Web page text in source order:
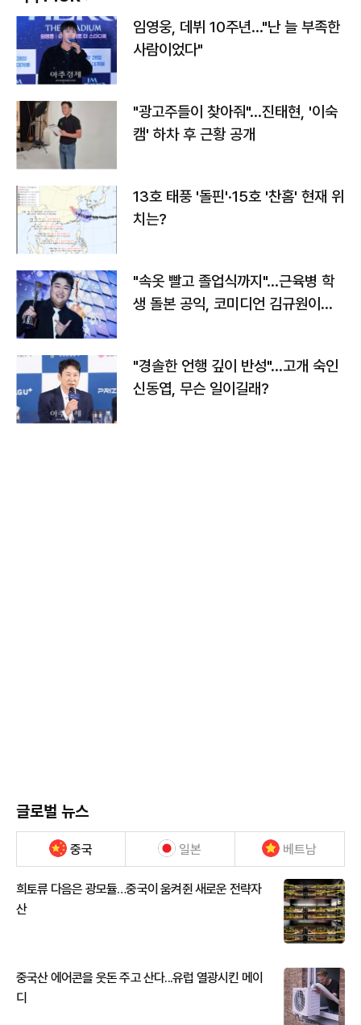
임영웅, 데뷔 10주년…"난 늘 부족한
사람이었다"
"광고주들이 찾아줘"…진태현, '이숙
캠' 하차 후 근황 공개
13호 태풍 '돌핀'·15호 '찬홈' 현재 위
치는?
"속옷 빨고 졸업식까지"…근육병 학
생 돌본 공익, 코미디언 김규원이었
"경솔한 언행 깊이 반성"…고개 숙인
신동엽, 무슨 일이길래?
글로벌 뉴스
중국 일본 베트남
희토류 다음은 광모듈…중국이 움켜쥔 새로운 전략자
산
중국산 에어콘을 웃돈 주고 산다...유럽 열광시킨 메이
디